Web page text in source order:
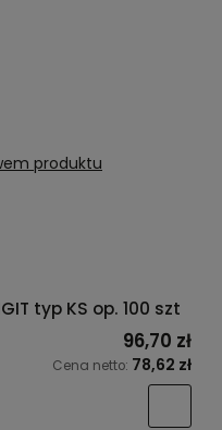
produktu
typ KS op. 100 szt
96,70 zł
Cena netto: 78,62 zł